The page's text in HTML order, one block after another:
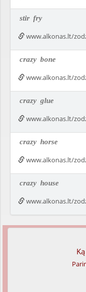
stir fry
www.alkonas.lt/
crazy bone
www.alkonas.lt/
crazy glue
www.alkonas.lt/
crazy horse
www.alkonas.lt/
crazy house
www.alkonas.lt/